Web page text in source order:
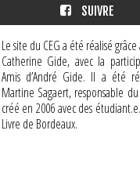
SUIVRE
Le site du CEG a été réalisé
Catherine Gide, avec la
Amis d’André Gide. Il a été
Martine Sagaert, responsable
créé en 2006 avec des
Livre de Bordeaux.